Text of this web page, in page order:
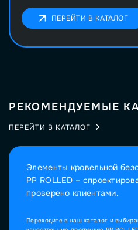
ПЕРЕЙТИ В КАТАЛОГ
РЕКОМЕНДУЕМЫЕ
ПЕРЕЙТИ В КАТАЛОГ
Элементы кровельной
PP ROLLED –
проверено клиентами.
Переходите в наш каталог и